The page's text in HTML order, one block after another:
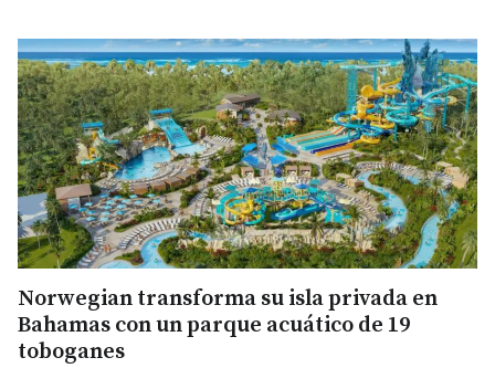
Norwegian transforma su isla privada en
Bahamas con un parque acuático de 19
toboganes